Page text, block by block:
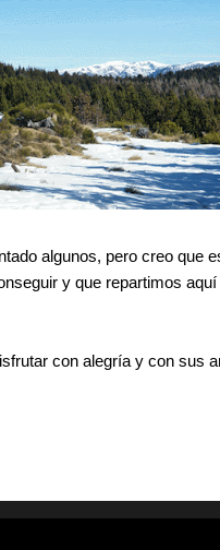
algunos, pero creo que
y que repartimos
con alegría y con sus